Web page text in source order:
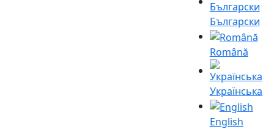
Български
Română
Українська
English